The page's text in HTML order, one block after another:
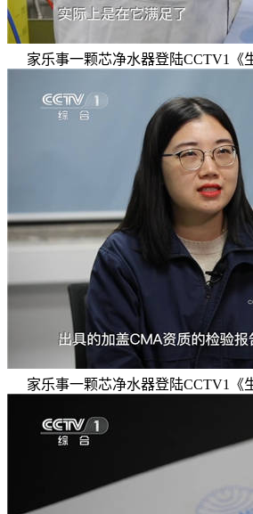
家乐事一颗芯净水器登陆CCTV1《
家乐事一颗芯净水器登陆CCTV1《